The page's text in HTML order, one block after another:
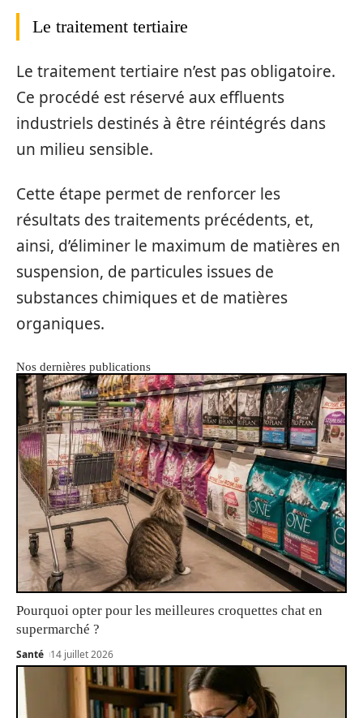
Le traitement tertiaire
Le traitement tertiaire n’est pas obligatoire.
Ce procédé est réservé aux effluents
industriels destinés à être réintégrés dans
un milieu sensible.
Cette étape permet de renforcer les
résultats des traitements précédents, et,
ainsi, d’éliminer le maximum de matières en
suspension, de particules issues de
substances chimiques et de matières
organiques.
Nos dernières publications
Pourquoi opter pour les meilleures croquettes chat en
supermarché ?
Santé 14 juillet 2026